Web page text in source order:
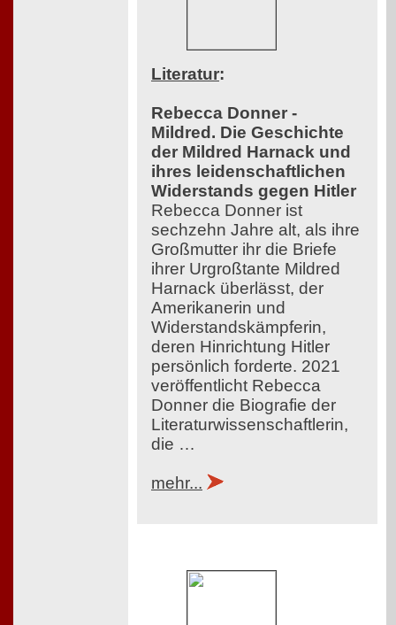
Literatur:
Rebecca Donner -
Mildred. Die Geschichte
der Mildred Harnack und
ihres leidenschaftlichen
Widerstands gegen Hitler
Rebecca Donner ist
sechzehn Jahre alt, als ihre
Großmutter ihr die Briefe
ihrer Urgroßtante Mildred
Harnack überlässt, der
Amerikanerin und
Widerstandskämpferin,
deren Hinrichtung Hitler
persönlich forderte. 2021
veröffentlicht Rebecca
Donner die Biografie der
Literaturwissenschaftlerin,
die …
mehr...